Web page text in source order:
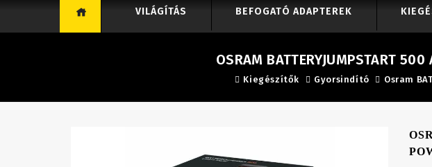
VILÁGÍTÁS BEFOGATÓ ADAPTEREK
OSRAM BATTERYJUMPSTART
Kiegészítők Gyorsindító Osram